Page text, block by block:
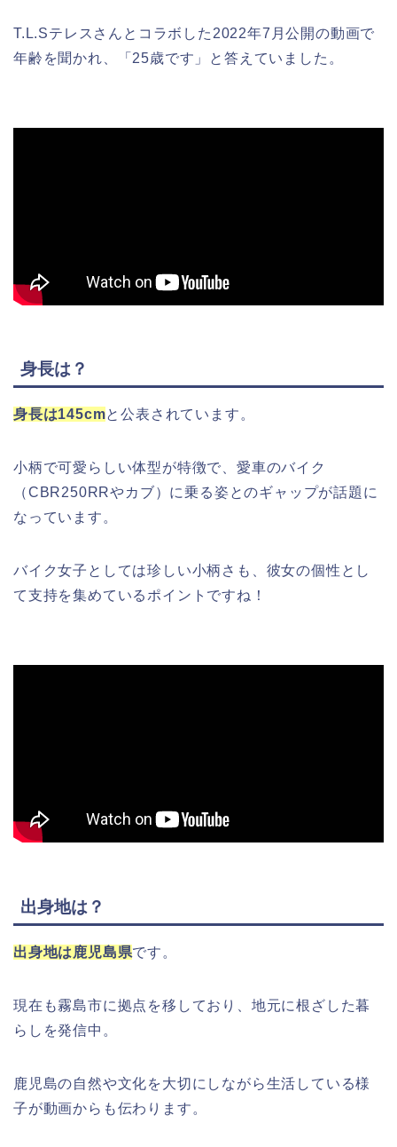
T.L.Sテレスさんとコラボした2022年7月公開の動画で
年齢を聞かれ、「25歳です」と答えていました。
身長は？
身長は145cmと公表されています。
小柄で可愛らしい体型が特徴で、愛車のバイク
（CBR250RRやカブ）に乗る姿とのギャップが話題に
なっています。
バイク女子としては珍しい小柄さも、彼女の個性とし
て支持を集めているポイントですね！
出身地は？
出身地は鹿児島県です。
現在も霧島市に拠点を移しており、地元に根ざした暮
らしを発信中。
鹿児島の自然や文化を大切にしながら生活している様
子が動画からも伝わります。